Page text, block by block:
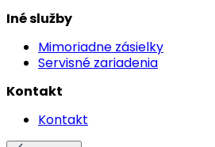
Iné služby
Mimoriadne zásielky
Servisné zariadenia
Kontakt
Kontakt